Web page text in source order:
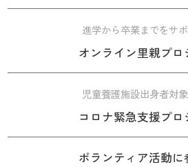
進学から卒業までをサ
オンライン里親プロ
児童養護施設出身者対
コロナ緊急支援プロ
ボランティア活動に